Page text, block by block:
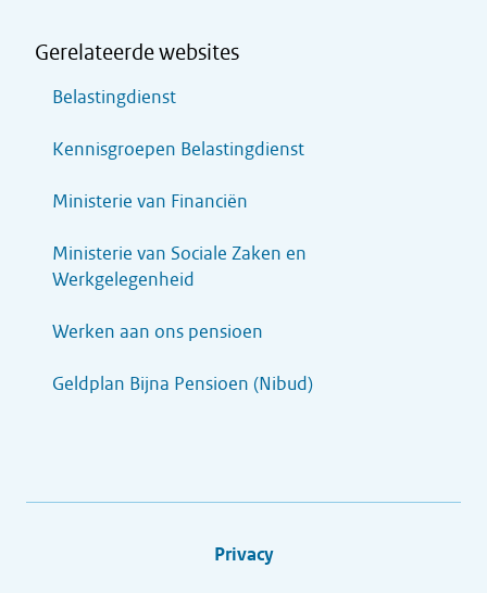
Gerelateerde websites
Belastingdienst
Kennisgroepen Belastingdienst
Ministerie van Financiën
Ministerie van Sociale Zaken en
Werkgelegenheid
Werken aan ons pensioen
Geldplan Bijna Pensioen (Nibud)
Privacy